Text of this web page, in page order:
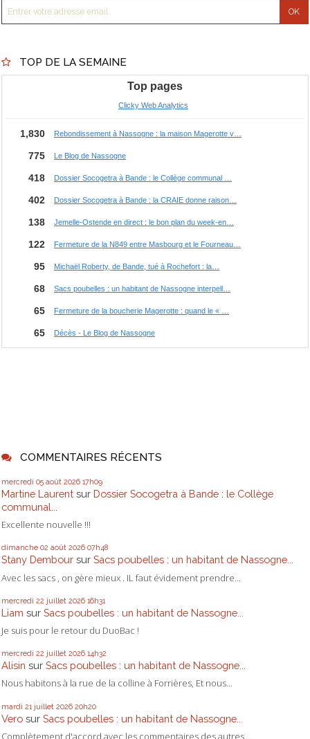
TOP DE LA SEMAINE
COMMENTAIRES RÉCENTS
mercredi 05 août 2026 17h09
Martine Laurent sur Dossier Socogetra à Bande : le Collège
communal...
Excellente nouvelle !!!
dimanche 02 août 2026 07h48
Stany Dembour sur Sacs poubelles : un habitant de Nassogne...
Avec les sacs , on gère mieux . IL faut évidement prendre...
mercredi 22 juillet 2026 16h31
Liam sur Sacs poubelles : un habitant de Nassogne...
Je suis pour le retour du DuoBac !
mercredi 22 juillet 2026 14h32
Alisin sur Sacs poubelles : un habitant de Nassogne...
Nous habitons à la rue de la colline à Forrières, Et nous...
mardi 21 juillet 2026 20h20
Vero sur Sacs poubelles : un habitant de Nassogne...
Complètement d'accord avec les commentaires des autres...